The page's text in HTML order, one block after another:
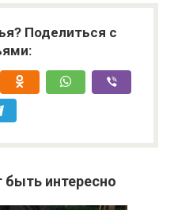
Поделиться с
интересно